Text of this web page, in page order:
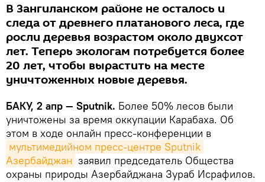
В Зангиланском районе не осталось и
следа от древнего платанового леса, где
росли деревья возрастом около двухсот
лет. Теперь экологам потребуется более
20 лет, чтобы вырастить на месте
уничтоженных новые деревья.
БАКУ, 2 апр — Sputnik. Более 50% лесов были
уничтожены за время оккупации Карабаха. Об
этом в ходе онлайн пресс-конференции в
мультимедийном пресс-центре Sputnik
Азербайджан заявил председатель Общества
охраны природы Азербайджана Зураб Исрафилов.